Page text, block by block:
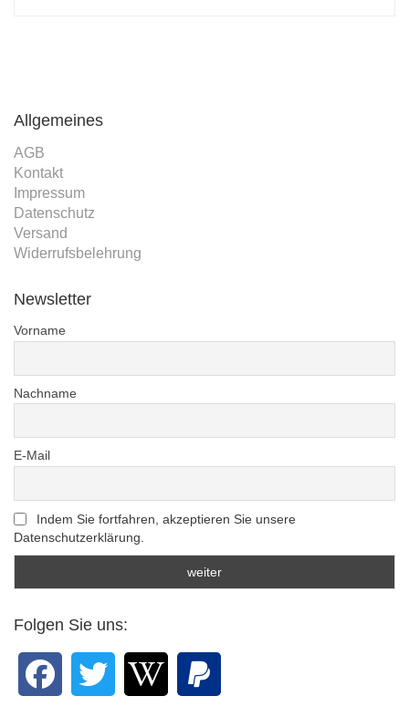
Allgemeines
AGB
Kontakt
Impressum
Datenschutz
Versand
Widerrufsbelehrung
Newsletter
Vorname
Nachname
E-Mail
Indem Sie fortfahren, akzeptieren Sie unsere
Datenschutzerklärung.
Folgen Sie uns: